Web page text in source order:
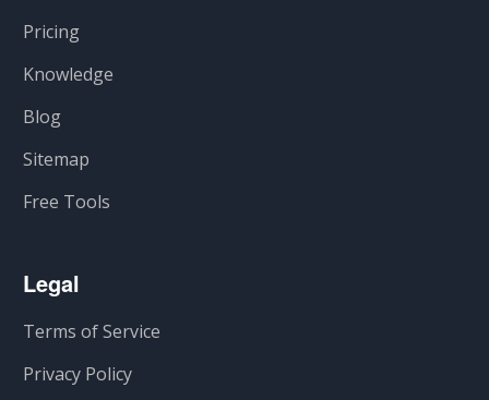
Pricing
Knowledge
Blog
Sitemap
Free Tools
Legal
Terms of Service
Privacy Policy